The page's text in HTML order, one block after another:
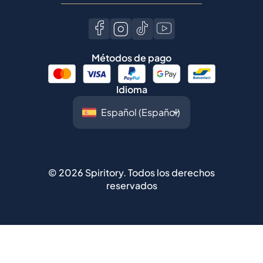
Métodos de pago
Idioma
© 2026 Spiritory.Todos los derechos
reservados